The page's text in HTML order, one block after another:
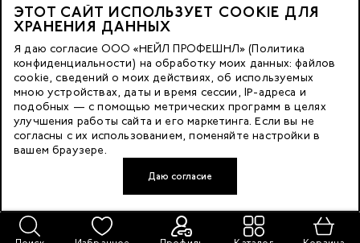
РФ
© 2023 Nano Prof
Developed by FACE FAMILY
117342, Russia, Moscow, Butlerova Street. 17, «BC Neo Geo»
floor 3, office 3079
ЭТОТ САЙТ ИСПОЛЬЗУЕТ COOKIE ДЛЯ
ХРАНЕНИЯ ДАННЫХ
Я даю согласие ООО «НЕЙЛ ПРОФЕШНЛ» (Политика
конфиденциальности) на обработку моих данных: файлов
cookie, сведений о моих действиях, об используемых
мною устройствах, даты и время сессии, IP-адреса и
подобных — с помощью метрических программ в целях
улучшения работы сайта и его маркетинга. Если вы не
согласны с их использованием, поменяйте настройки в
вашем браузере.
Даю согласие